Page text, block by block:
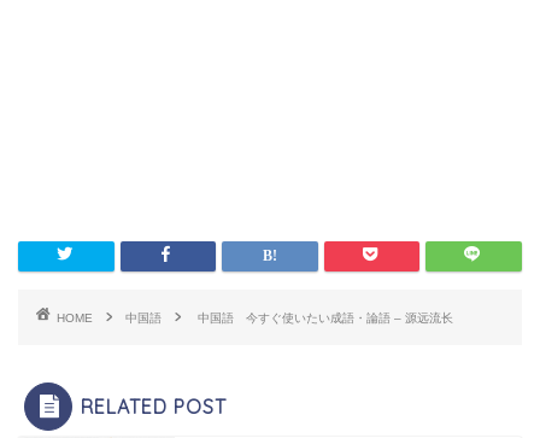
HOME 中国語 中国語 今すぐ使いたい成語・論語 – 源远流长
RELATED POST